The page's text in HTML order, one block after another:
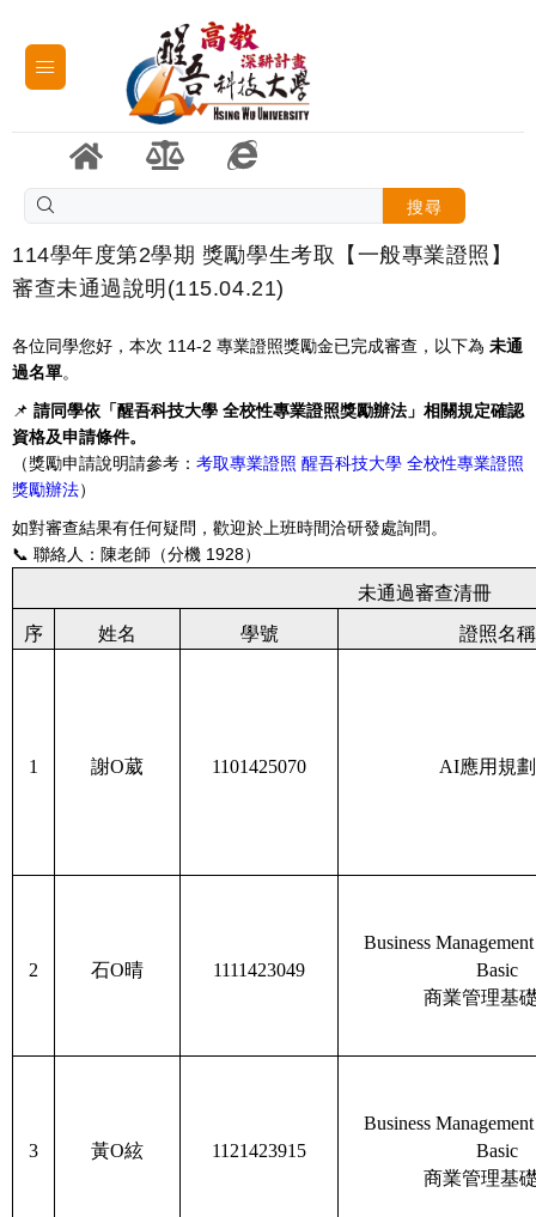
搜尋
114學年度第2學期 獎勵學生考取【一般專業證照】
審查未通過說明(115.04.21)
各位同學您好，本次 114-2 專業證照獎勵金已完成審查，以下為 未通
過名單。
📌 請同學依「醒吾科技大學 全校性專業證照獎勵辦法」相關規定確認
資格及申請條件。
（獎勵申請說明請參考： 考取專業證照 醒吾科技大學 全校性專業證照
獎勵辦法）
如對審查結果有任何疑問，歡迎於上班時間洽研發處詢問。
📞 聯絡人：陳老師（分機 1928）
未通過審查清冊
序
姓名 學號 證照名稱
1 謝O葳 1101425070 AI應用規
2 石O晴 1111423049
Business
Basic
商業管理基
3 黃O絃 1121423915
Business
Basic
商業管理基